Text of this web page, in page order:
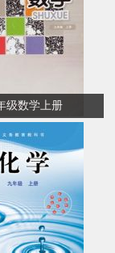
级数学上册